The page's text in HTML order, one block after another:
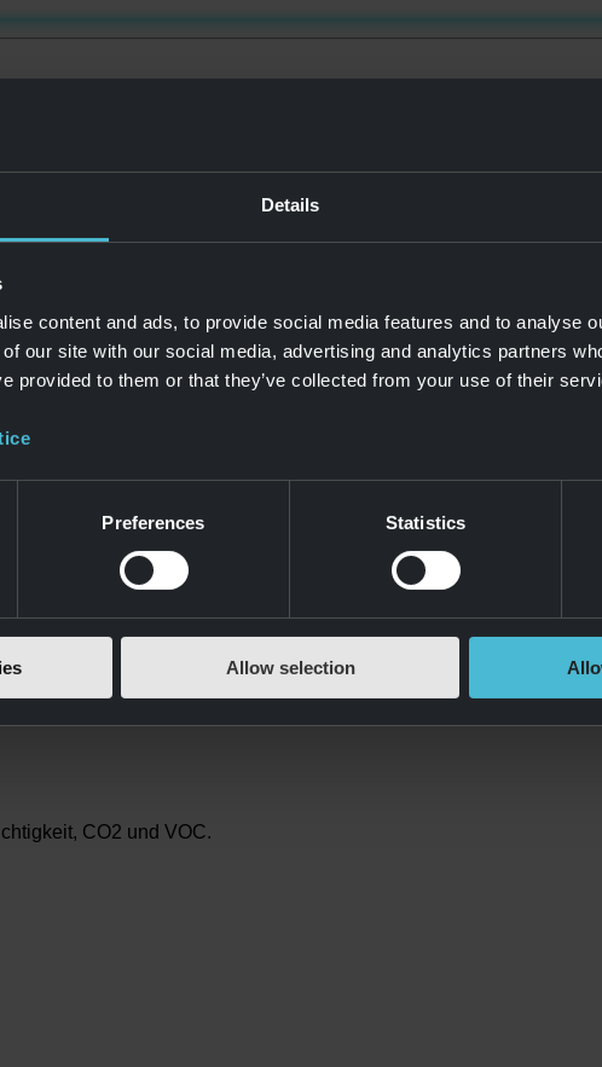
Details
content and ads, to provide social media features and to analyse
our site with our social media, advertising and analytics partners
provided to them or that they’ve collected from your use of their
Preferences Statistics
Allow selection
CO2 und VOC.